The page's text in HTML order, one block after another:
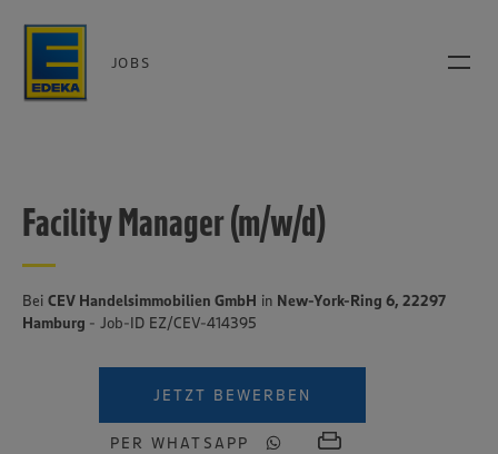
JOBS
Facility Manager (m/w/d)
Bei CEV Handelsimmobilien GmbH in New-York-Ring 6, 22297
Hamburg - Job-ID EZ/CEV-414395
JETZT BEWERBEN
PER WHATSAPP